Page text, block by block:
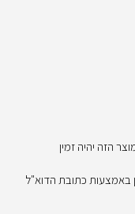
הזה יהיה זמין
באמצעות כתובת הדוא"ל